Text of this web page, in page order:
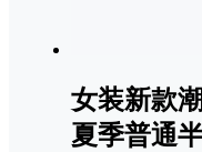
女装新款
夏季普通